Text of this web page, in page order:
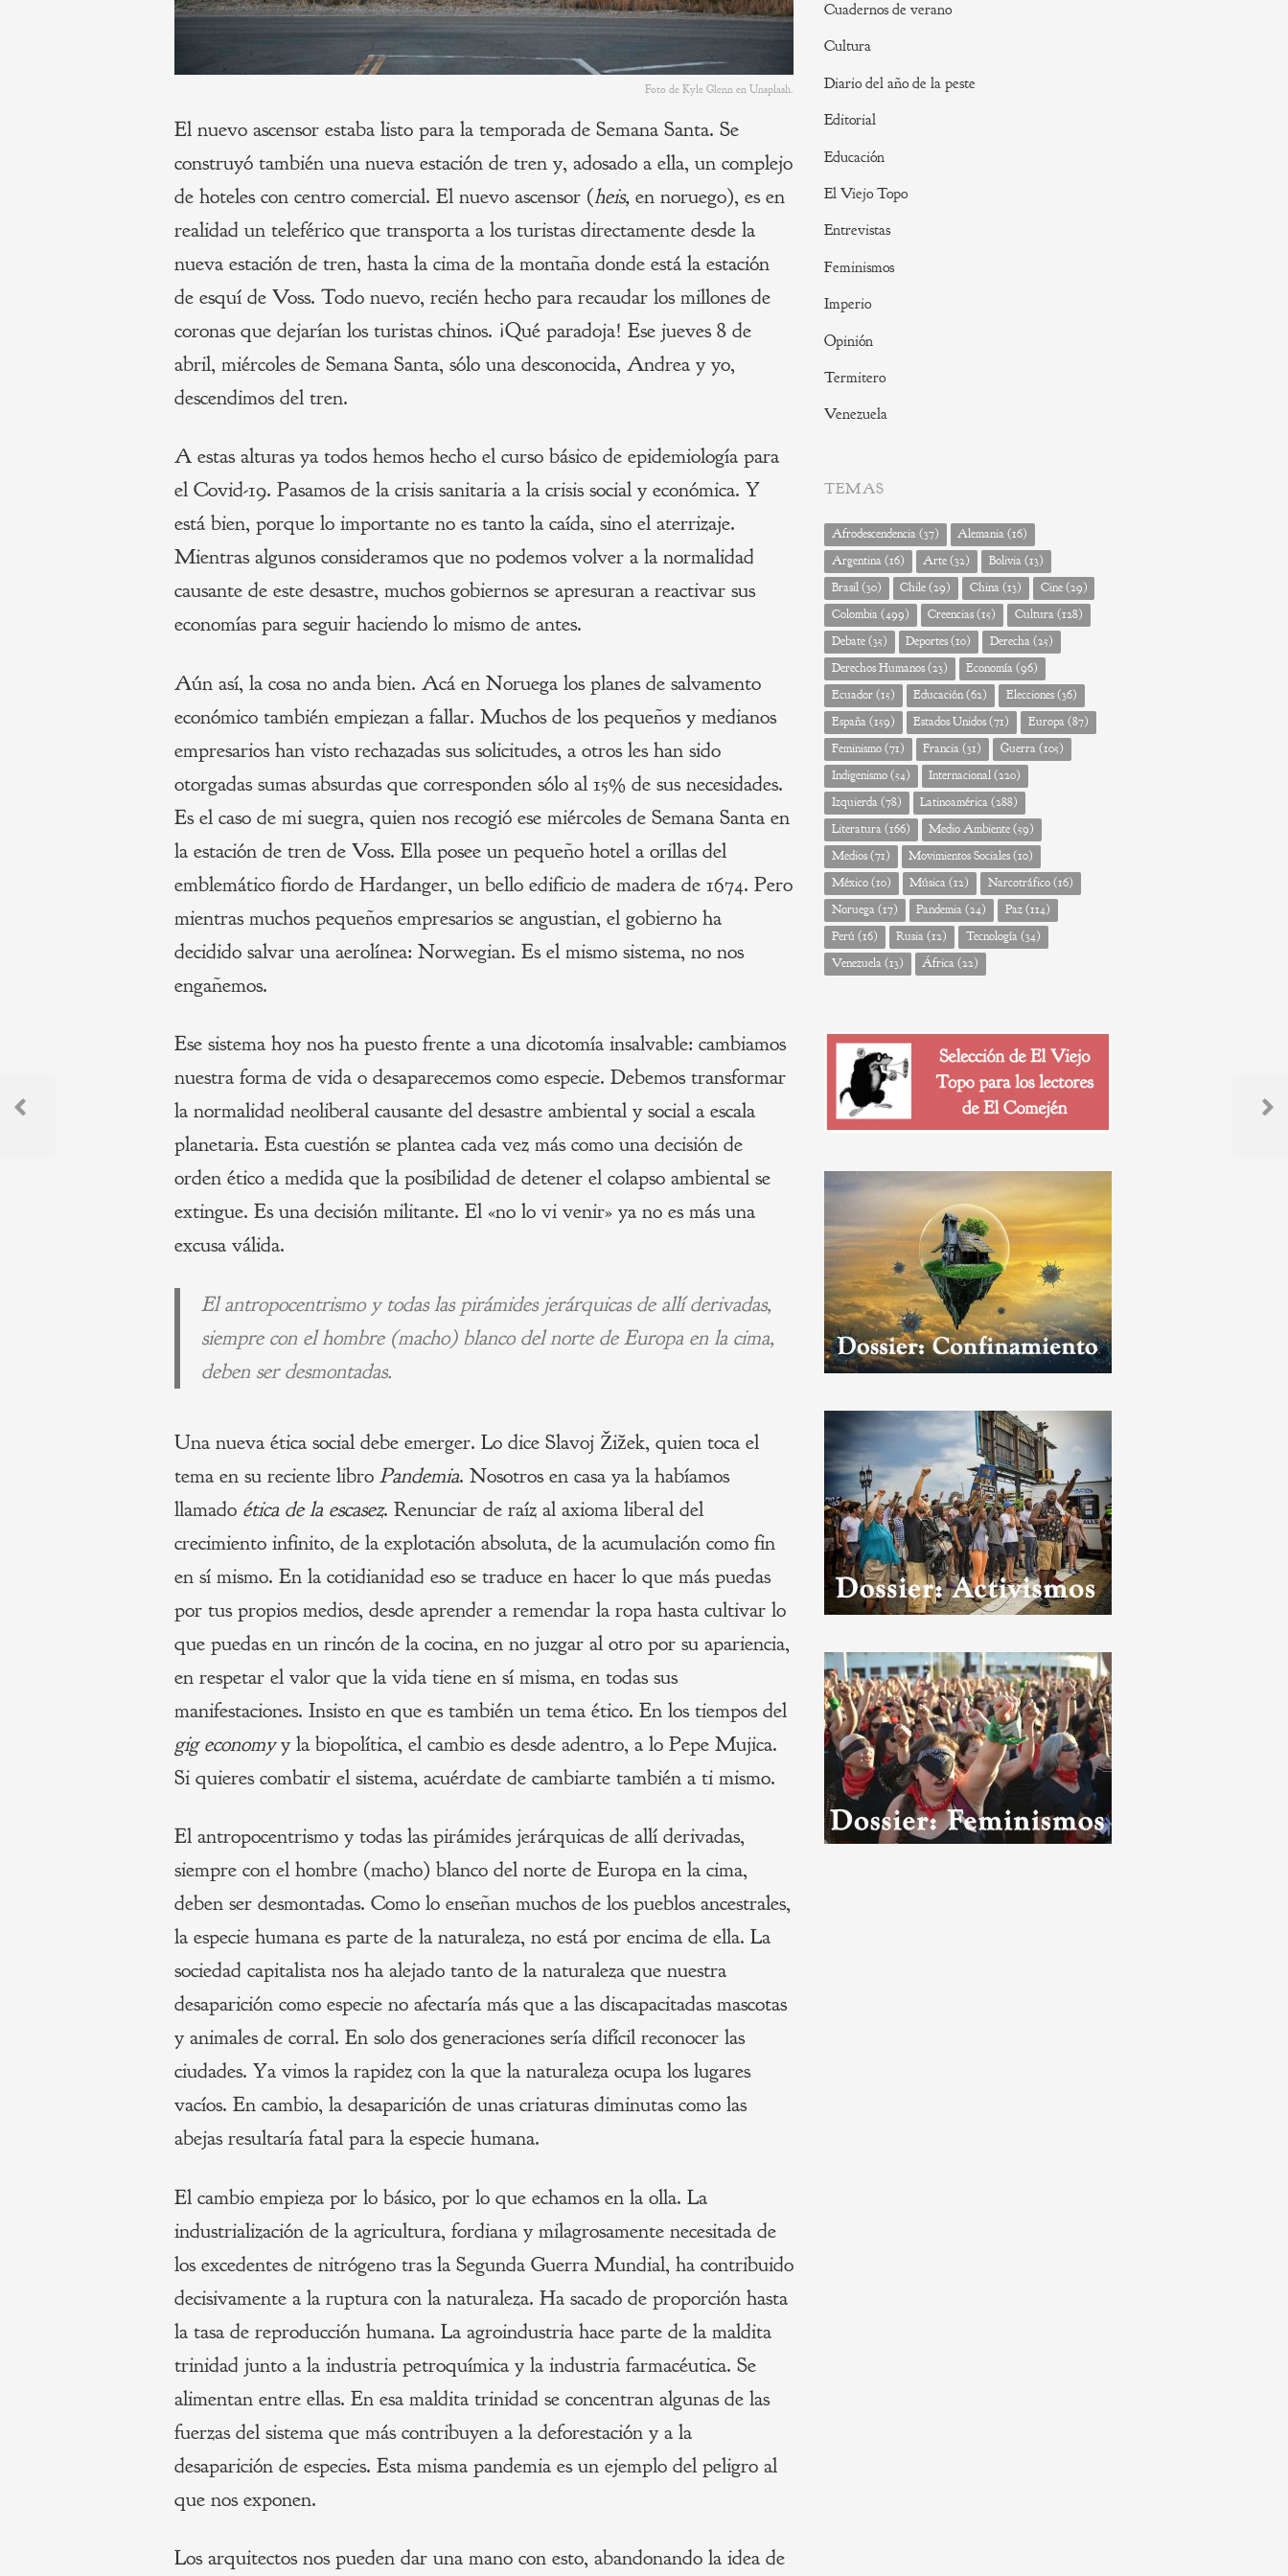
Foto de Kyle Glenn en Unsplash.
El nuevo ascensor estaba listo para la temporada de Semana Santa. Se
construyó también una nueva estación de tren y, adosado a ella, un complejo
de hoteles con centro comercial. El nuevo ascensor (heis, en noruego), es en
realidad un teleférico que transporta a los turistas directamente desde la
nueva estación de tren, hasta la cima de la montaña donde está la estación
de esquí de Voss. Todo nuevo, recién hecho para recaudar los millones de
coronas que dejarían los turistas chinos. ¡Qué paradoja! Ese jueves 8 de
abril, miércoles de Semana Santa, sólo una desconocida, Andrea y yo,
descendimos del tren.
A estas alturas ya todos hemos hecho el curso básico de epidemiología para
el Covid-19. Pasamos de la crisis sanitaria a la crisis social y económica. Y
está bien, porque lo importante no es tanto la caída, sino el aterrizaje.
Mientras algunos consideramos que no podemos volver a la normalidad
causante de este desastre, muchos gobiernos se apresuran a reactivar sus
economías para seguir haciendo lo mismo de antes.
Aún así, la cosa no anda bien. Acá en Noruega los planes de salvamento
económico también empiezan a fallar. Muchos de los pequeños y medianos
empresarios han visto rechazadas sus solicitudes, a otros les han sido
otorgadas sumas absurdas que corresponden sólo al 15% de sus necesidades.
Es el caso de mi suegra, quien nos recogió ese miércoles de Semana Santa en
la estación de tren de Voss. Ella posee un pequeño hotel a orillas del
emblemático fiordo de Hardanger, un bello edificio de madera de 1674. Pero
mientras muchos pequeños empresarios se angustian, el gobierno ha
decidido salvar una aerolínea: Norwegian. Es el mismo sistema, no nos
engañemos.
Ese sistema hoy nos ha puesto frente a una dicotomía insalvable: cambiamos
nuestra forma de vida o desaparecemos como especie. Debemos transformar
la normalidad neoliberal causante del desastre ambiental y social a escala
planetaria. Esta cuestión se plantea cada vez más como una decisión de
orden ético a medida que la posibilidad de detener el colapso ambiental se
extingue. Es una decisión militante. El «no lo vi venir» ya no es más una
excusa válida.
El antropocentrismo y todas las pirámides jerárquicas de allí derivadas,
siempre con el hombre (macho) blanco del norte de Europa en la cima,
deben ser desmontadas.
Una nueva ética social debe emerger. Lo dice Slavoj Žižek, quien toca el
tema en su reciente libro Pandemia. Nosotros en casa ya la habíamos
llamado ética de la escasez. Renunciar de raíz al axioma liberal del
crecimiento infinito, de la explotación absoluta, de la acumulación como fin
en sí mismo. En la cotidianidad eso se traduce en hacer lo que más puedas
por tus propios medios, desde aprender a remendar la ropa hasta cultivar lo
que puedas en un rincón de la cocina, en no juzgar al otro por su apariencia,
en respetar el valor que la vida tiene en sí misma, en todas sus
manifestaciones. Insisto en que es también un tema ético. En los tiempos del
gig economyy la biopolítica, el cambio es desde adentro, a lo Pepe Mujica.
Si quieres combatir el sistema, acuérdate de cambiarte también a ti mismo.
El antropocentrismo y todas las pirámides jerárquicas de allí derivadas,
siempre con el hombre (macho) blanco del norte de Europa en la cima,
deben ser desmontadas. Como lo enseñan muchos de los pueblos ancestrales,
la especie humana es parte de la naturaleza, no está por encima de ella. La
sociedad capitalista nos ha alejado tanto de la naturaleza que nuestra
desaparición como especie no afectaría más que a las discapacitadas mascotas
y animales de corral. En solo dos generaciones sería difícil reconocer las
ciudades. Ya vimos la rapidez con la que la naturaleza ocupa los lugares
vacíos. En cambio, la desaparición de unas criaturas diminutas como las
abejas resultaría fatal para la especie humana.
El cambio empieza por lo básico, por lo que echamos en la olla. La
industrialización de la agricultura, fordiana y milagrosamente necesitada de
los excedentes de nitrógeno tras la Segunda Guerra Mundial, ha contribuido
decisivamente a la ruptura con la naturaleza. Ha sacado de proporción hasta
la tasa de reproducción humana. La agroindustria hace parte de la maldita
trinidad junto a la industria petroquímica y la industria farmacéutica. Se
alimentan entre ellas. En esa maldita trinidad se concentran algunas de las
fuerzas del sistema que más contribuyen a la deforestación y a la
desaparición de especies. Esta misma pandemia es un ejemplo del peligro al
que nos exponen.
Los arquitectos nos pueden dar una mano con esto, abandonando la idea de
Navegación
Cuadernos de verano
Cultura
Diario del año de la peste
Editorial
Educación
El Viejo Topo
Entrevistas
Feminismos
Imperio
Opinión
Termitero
Venezuela
TEMAS
Afrodescendencia(37) Alemania(16)
Argentina(16) Arte(32) Bolivia(13)
Brasil(30) Chile(29) China(13) Cine(29)
Colombia(499) Creencias(15) Cultura(128)
Debate(35) Deportes(10) Derecha(25)
Derechos Humanos(23) Economía(96)
Ecuador(15) Educación(62) Elecciones(36)
España(159) Estados Unidos(71) Europa(87)
Feminismo(71) Francia(31) Guerra(105)
Indigenismo(54) Internacional(220)
Izquierda(78) Latinoamérica(288)
Literatura(166) Medio Ambiente(59)
Medios(71) Movimientos Sociales(10)
México(10) Música(12) Narcotráfico(16)
Noruega(17) Pandemia(24) Paz(114)
Perú (16) Rusia(12) Tecnología(34)
Venezuela(13) África(22)